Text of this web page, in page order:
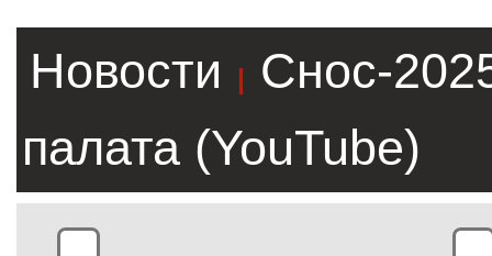
Новости |
Снос-
палата (YouTube)